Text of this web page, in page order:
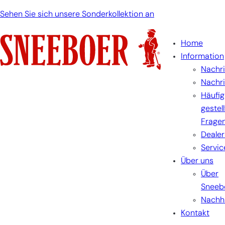
Inhalt
Sehen Sie sich unsere Sonderkollektion an
Home
Information
Häufig
Über uns
Über
Kontakt